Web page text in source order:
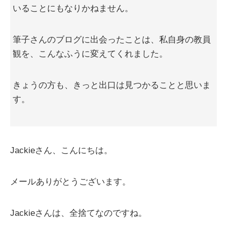
いることにもなりかねません。
筆子さんのブログに出会ったことは、私自身の教員
観を、こんなふうに変えてくれました。
きょうの方も、きっと出口は見つかることと思いま
す。
Jackieさん、こんにちは。
メールありがとうございます。
Jackieさんは、全捨てなのですね。